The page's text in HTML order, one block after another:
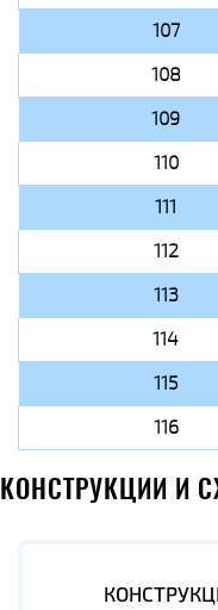
107
108
109
110
111
112
113
114
115
116
КОНСТРУКЦИИ И